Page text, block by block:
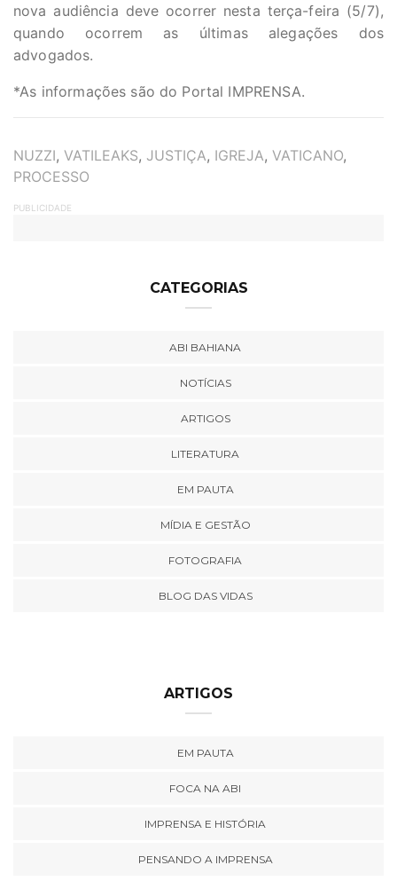
nova audiência deve ocorrer nesta terça-feira (5/7),
quando ocorrem as últimas alegações dos
advogados.
*As informações são do Portal IMPRENSA.
TAGS
NUZZI, VATILEAKS, JUSTIÇA, IGREJA, VATICANO,
PROCESSO
PUBLICIDADE
CATEGORIAS
ABI BAHIANA
NOTÍCIAS
ARTIGOS
LITERATURA
EM PAUTA
MÍDIA E GESTÃO
FOTOGRAFIA
BLOG DAS VIDAS
ARTIGOS
EM PAUTA
FOCA NA ABI
IMPRENSA E HISTÓRIA
PENSANDO A IMPRENSA